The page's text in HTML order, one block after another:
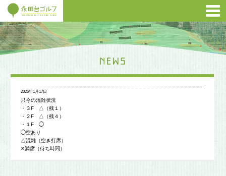
2026年1月17日
只今の混雑状況
・３F △（残１）
・２F △（残４）
・１F ◯
◯空あり
△混雑（空き打席）
✕満席（待ち時間）